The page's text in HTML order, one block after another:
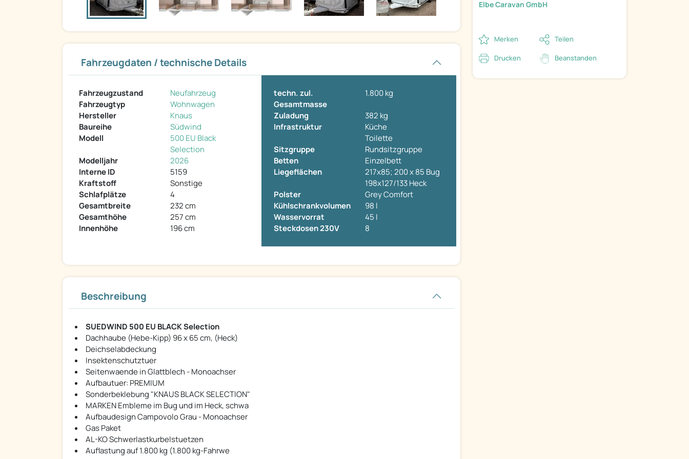
Fahrzeugdaten / technische Details
Fahrzeugzustand
Neufahrzeug
Fahrzeugtyp
Wohnwagen
Hersteller
Knaus
Baureihe
Südwind
Modell
500 EU Black
Selection
Modelljahr
2026
Interne ID
5159
Kraftstoff
Sonstige
Schlafplätze
4
Gesamtbreite
232 cm
Gesamthöhe
257 cm
Innenhöhe
196 cm
techn. zul.
Gesamtmasse
1.800 kg
Zuladung
382 kg
Infrastruktur
Küche
Toilette
Sitzgruppe
Rundsitzgruppe
Betten
Einzelbett
Liegeflächen
217x85; 200 x 85 Bug
198x127/133 Heck
Polster
Grey Comfort
Kühlschrankvolumen
98 l
Wasservorrat
45 l
Steckdosen 230V
8
Beschreibung
SUEDWIND 500 EU BLACK Selection
Dachhaube (Hebe-Kipp) 96 x 65 cm, (Heck)
Deichselabdeckung
Insektenschutztuer
Seitenwaende in Glattblech - Monoachser
Aufbautuer: PREMIUM
Sonderbeklebung "KNAUS BLACK SELECTION"
MARKEN Embleme im Bug und im Heck, schwa
Aufbaudesign Campovolo Grau - Monoachser
Gas Paket
AL-KO Schwerlastkurbelstuetzen
Auflastung auf 1.800 kg (1.800 kg-Fahrwe
Elbe Caravan GmbH
Merken Teilen
Drucken Beanstanden